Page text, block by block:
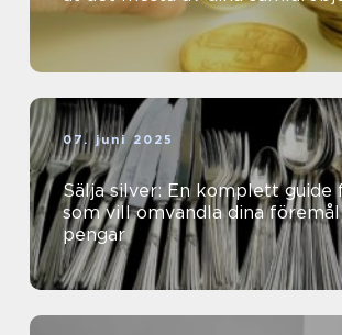
07. juni 2025
Sälja silver: En komplett guide
som vill omvandla dina
pengar